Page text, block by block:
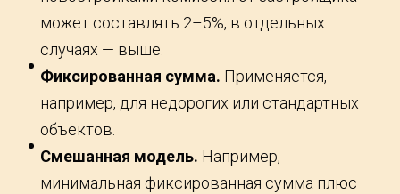
может составлять 2–5%, в отдельных
случаях — выше.
Фиксированная сумма. Применяется,
например, для недорогих или стандартных
объектов.
Смешанная модель. Например,
минимальная фиксированная сумма плюс